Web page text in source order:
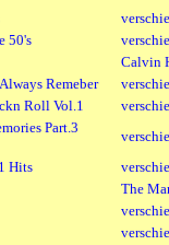
50's
Calvin
Remeber
Roll Vol.1
Part.3
Hits
The